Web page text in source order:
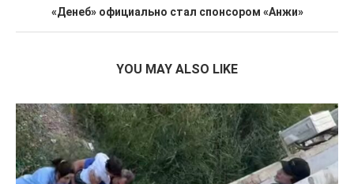
«Денеб» официально стал спонсором «Анжи»
YOU MAY ALSO LIKE